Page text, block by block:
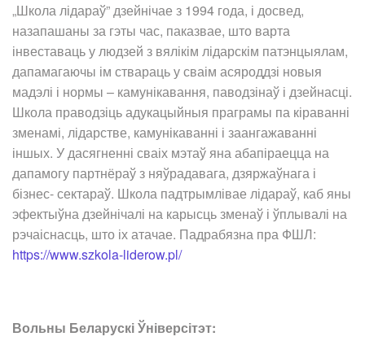
„Школа лідараў” дзейнічае з 1994 года, і досвед,
назапашаны за гэты час, паказвае, што варта
інвеставаць у людзей з вялікім лідарскім патэнцыялам,
дапамагаючы ім ствараць у сваім асяроддзі новыя
мадэлі і нормы – камунікавання, паводзінаў і дзейнасці.
Школа праводзіць адукацыйныя праграмы па кіраванні
зменамі, лідарстве, камунікаванні і заангажаванні
іншых. У дасягненні сваіх мэтаў яна абапіраецца на
дапамогу партнёраў з няўрадавага, дзяржаўнага і
бізнес- сектараў. Школа падтрымлівае лідараў, каб яны
эфектыўна дзейнічалі на карысць зменаў і ўплывалі на
рэчаіснасць, што іх атачае. Падрабязна пра ФШЛ:
https://www.szkola-liderow.pl/
Вольны Беларускі Ўніверсітэт: